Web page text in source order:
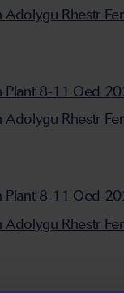
Adolygu Rhestr
Plant 8-11 Oed
Adolygu Rhestr
Plant 8-11 Oed
Adolygu Rhestr